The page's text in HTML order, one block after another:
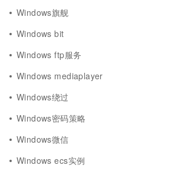
Windows旗舰
Windows bit
Windows ftp服务
Windows mediaplayer
Windows绕过
Windows密码策略
Windows微信
Windows ecs实例